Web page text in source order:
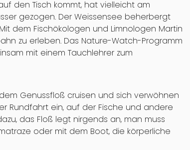
den Tisch kommt, hat vielleicht am
gezogen. Der Weissensee beherbergt
dem Fischökologen und Limnologen Martin
zu erleben. Das Nature-Watch-Programm
mit einem Tauchlehrer zum
Genussfloß cruisen und sich verwöhnen
Rundfahrt ein, auf der Fische und andere
das Floß legt nirgends an, man muss
oder mit dem Boot, die körperliche